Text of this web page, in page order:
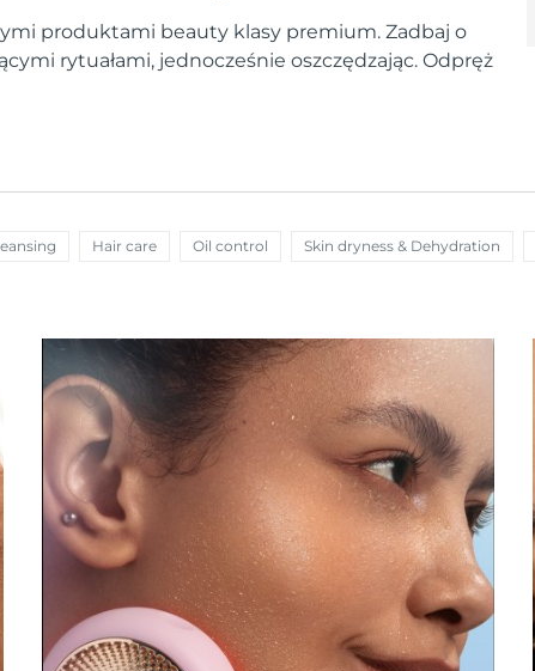
produktami beauty klasy premium. Zadbaj o
rytuałami, jednocześnie oszczędzając. Odpręż
Hair care Oil control Skin dryness & Dehydration